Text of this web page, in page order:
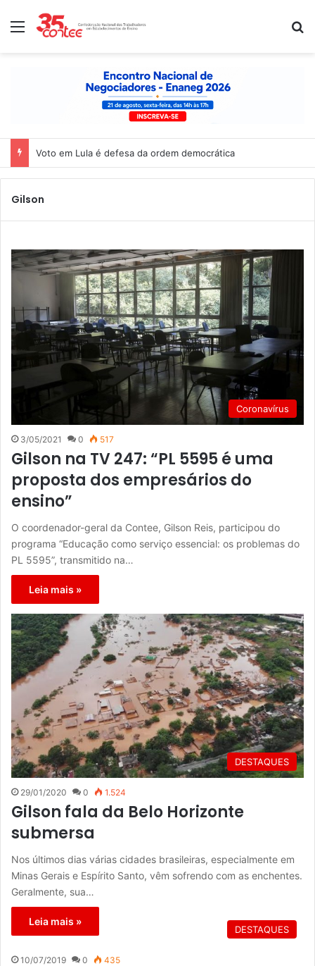
Menu
Voto em Lula é defesa da ordem democrática
Gilson
Coronavírus
3/05/2021 0 517
Gilson na TV 247: “PL 5595 é uma
proposta dos empresários do
ensino”
O coordenador-geral da Contee, Gilson Reis, participou do
programa “Educação como serviço essencial: os problemas do
PL 5595”, transmitido na…
Leia mais »
DESTAQUES
29/01/2020 0 1.524
Gilson fala da Belo Horizonte
submersa
Nos últimos dias várias cidades brasileiras, especialmente em
Minas Gerais e Espírito Santo, vêm sofrendo com as enchentes.
Geralmente, sua…
Leia mais »
DESTAQUES
10/07/2019 0 435